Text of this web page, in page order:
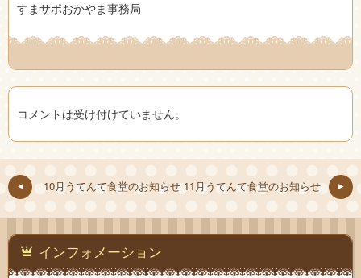
すまサポおかやま事務局
コメントは受け付けていません。
10月うてんて食堂のお知らせ 11月うてんて食堂のお知らせ
インフォメーション